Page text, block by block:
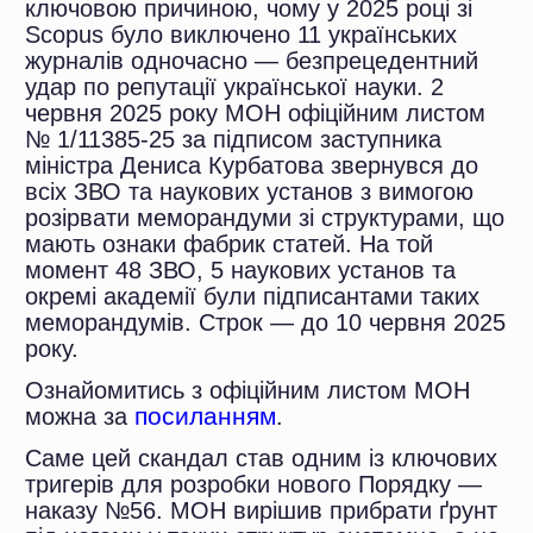
нового переліку:
— з 01 червня 2026 року по 31
травня 2029 року. Тобто наступний відбір
відбудеться лише через три роки, і нові
журнали до переліку не потраплять раніше
цього терміну.
— 53% видань
працюють у режимі «діамантового»
відкритого доступу: автор не платить
нічого за публікацію. Ще 95% решти
видань декларують безкоштовну
публікацію для аспірантів бюджетної
форми навчання.
— 22% журналів
переліку індексуються в DOAJ.
балів з максимальних 30. Саме вони
найближчі до стандартів Scopus і WoS.
Ключова новація нового Порядку —
включення до переліку більше не є
перевищення дозволеного
приросту кількості статей — більш
ніж на 50% на рік;
невідповідність складу редколегії
вимогам;
відсутність або невідповідність DOI
для статей;
порушення задекларованої APC-
політики;
порушення принципів академічної
доброчесності: фіктивне
рецензування, маніпуляції з
датами, гострайтинг;
зв’язки з організаціями, що мають
ознаки «фабрик статей»;
невідповідність сайту вимогам.